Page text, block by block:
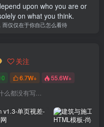
upon who you are or
on what you think.
仅仅在于你自己怎么看待
关注
0 6.7W+ 55.6W+
么都没有写...